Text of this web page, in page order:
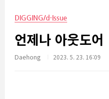
DIGGING/d-Issue
언제나 아웃도어
Daehong 2023. 5. 23. 16:09